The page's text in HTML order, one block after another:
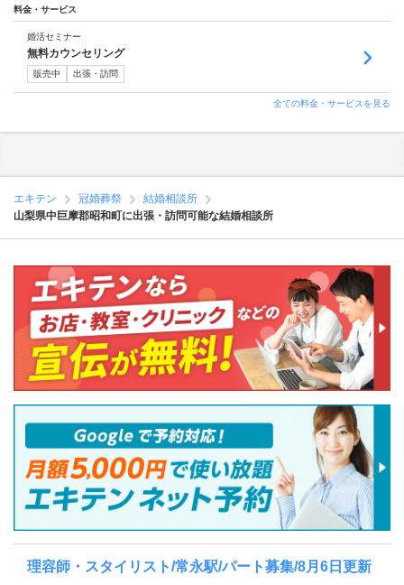
料金・サービス
婚活セミナー
無料カウンセリング
販売中 出張・訪問
全ての料金・サービスを見る
エキテン 冠婚葬祭
結婚相談所
山梨県中巨摩郡昭和町に出張・訪問可能な結婚相談所
理容師・スタイリスト/常永駅/パート募集/8月6日更新